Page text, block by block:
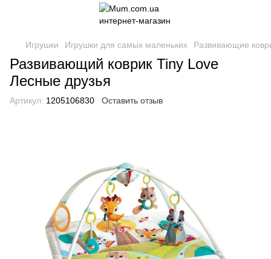
Игрушки Игрушки для самых маленьких Развивающие
Развивающий коврик Tiny Love
Лесные друзья
Артикул: 1205106830 Оставить отзыв